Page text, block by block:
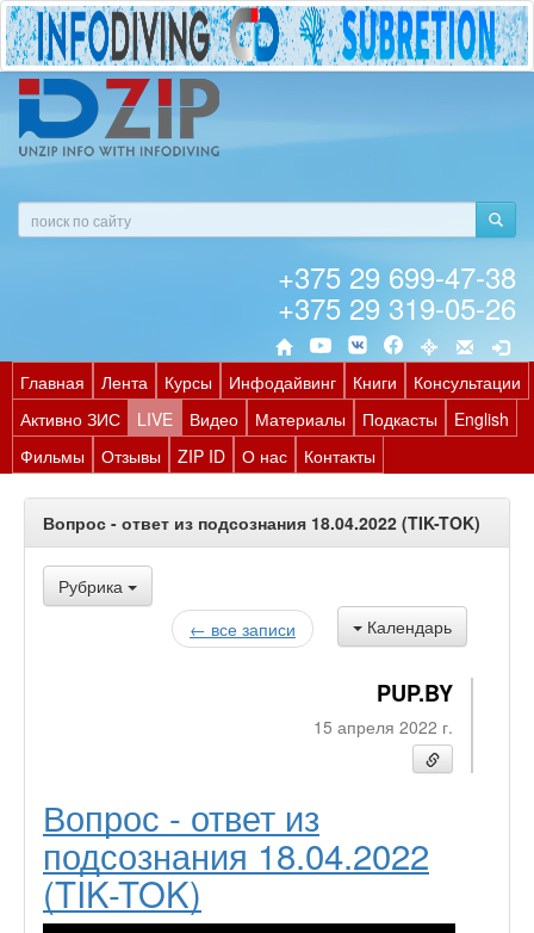
+375 29 699-47-38
+375 29 319-05-26
Главная Лента Курсы Инфодайвинг Книги
Консультации
Активно ЗИС
LIVE Видео Материалы Подкасты
English
Фильмы
Отзывы ZIP ID О нас Контакты
Вопрос - ответ из подсознания 18.04.2022 (TIK-TOK)
Рубрика
Календарь
← все записи
PUP.BY
15 апреля 2022 г.
Вопрос - ответ из
подсознания 18.04.2022
(TIK-TOK)